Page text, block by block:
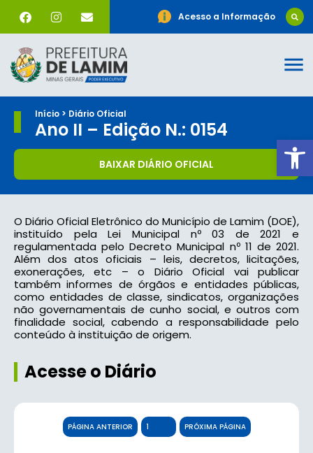
Acesso a Informação
Início > Diário Oficial
Ano II – Edição N.: 0154
BAIXAR DIÁRIO OFICIAL
O Diário Oficial Eletrônico do Município de Lamim (DOE),
instituído pela Lei Municipal nº 03 de 2021 e
regulamentada pelo Decreto Municipal nº 11 de 2021.
Além dos atos oficiais – leis, decretos, licitações,
exonerações, etc – o Diário Oficial vai publicar
também informes de órgãos e entidades públicas,
como entidades de classe, sindicatos, organizações
não governamentais de cunho social, e outros com
finalidade social, cabendo a responsabilidade pelo
conteúdo à instituição de origem.
Acesse o Diário
PÁGINA ANTERIOR PRÓXIMA PÁGINA